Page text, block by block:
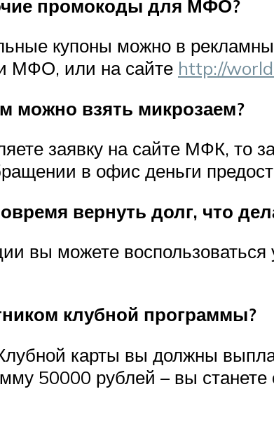
промокоды для МФО?
купоны можно в
МФО, или на сайте http://
можно взять микрозаем?
заявку на сайте МФК, то
в офис деньги
вернуть долг, что
вы можете
клубной программы?
карты вы должны
50000 рублей – вы